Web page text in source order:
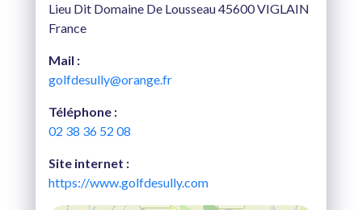
Lieu Dit Domaine De Lousseau 45600 VIGLAIN
France
Mail :
golfdesully@orange.fr
Téléphone :
02 38 36 52 08
Site internet :
https://www.golfdesully.com